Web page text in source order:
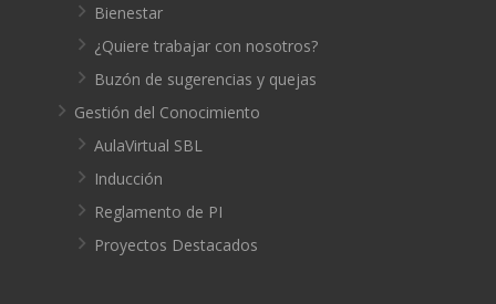
Bienestar
¿Quiere trabajar con nosotros?
Buzón de sugerencias y quejas
Gestión del Conocimiento
AulaVirtual SBL
Inducción
Reglamento de PI
Proyectos Destacados